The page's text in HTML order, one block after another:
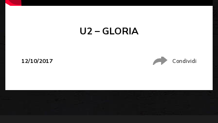
U2 – GLORIA
12/10/2017 Condividi